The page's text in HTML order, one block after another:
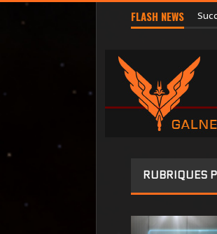
FLASH NEWS
RUBRIQUES